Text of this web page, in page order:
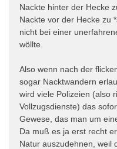
Nackte hinter der Hecke
Nackte vor der Hecke zu
nicht bei einer
wöllte.
Also wenn nach der
sogar Nacktwandern
wird viele Polizeien (also
Vollzugsdienste) das
Gewese, das man um
Da muß es ja erst recht
Natur auszudehnen, weil